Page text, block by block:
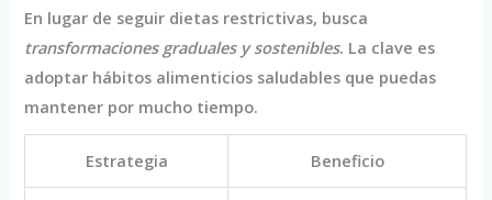
En lugar de seguir dietas restrictivas, busca
transformaciones graduales y sostenibles. La clave es
adoptar hábitos alimenticios saludables que puedas
mantener por mucho tiempo.
Estrategia Beneficio